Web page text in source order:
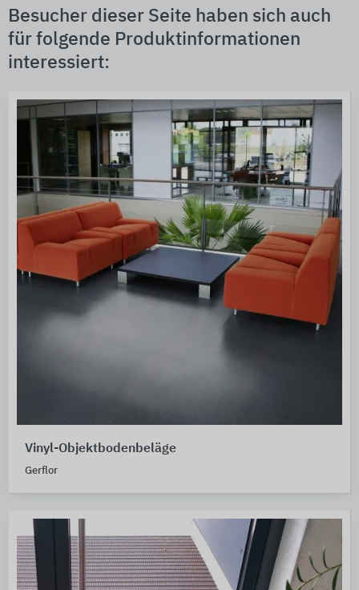
Besucher dieser Seite haben sich auch
für folgende Produktinformationen
interessiert:
Vinyl-Objektbodenbeläge
Gerflor